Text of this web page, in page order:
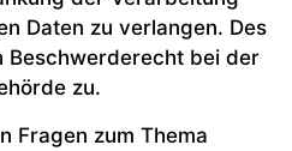
Daten zu verlangen. Des
Beschwerderecht bei der
zu.
Fragen zum Thema